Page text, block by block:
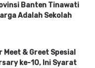
Banten Tinawati
Adalah Sekolah
Meet & Greet Spesial
ke-10, Ini Syarat